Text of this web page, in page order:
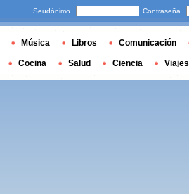
Seudónimo Contraseña
Música Libros Comunicación
Cocina Salud Ciencia Viajes